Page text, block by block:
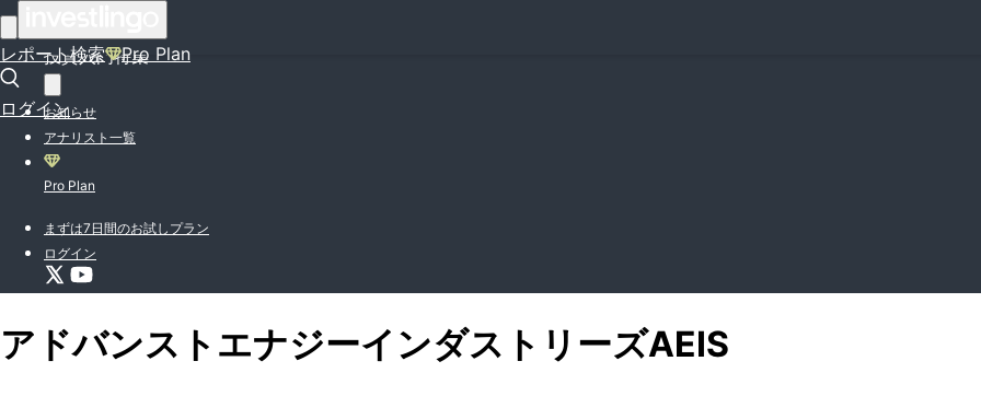
レポート検索 Pro Plan
ログイン
投資入門特集
お知らせ
アナリスト一覧
Pro Plan
まずは7日間のお試しプラン
ログイン
アドバンストエナジーインダストリーズAEIS